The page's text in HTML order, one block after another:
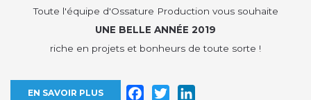
Toute l'équipe d'Ossature Production vous souhaite
UNE BELLE ANNÉE 2019
riche en projets et bonheurs de toute sorte !
EN SAVOIR PLUS Facebook
Twitter